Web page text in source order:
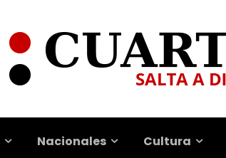
Nacionales Cultura